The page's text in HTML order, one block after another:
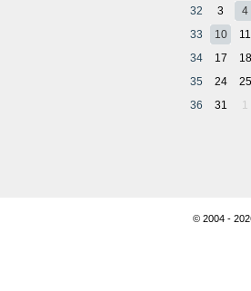
32
3 4
33
10 11
34
17 18
35
24 25
36
31 1
© 2004 -